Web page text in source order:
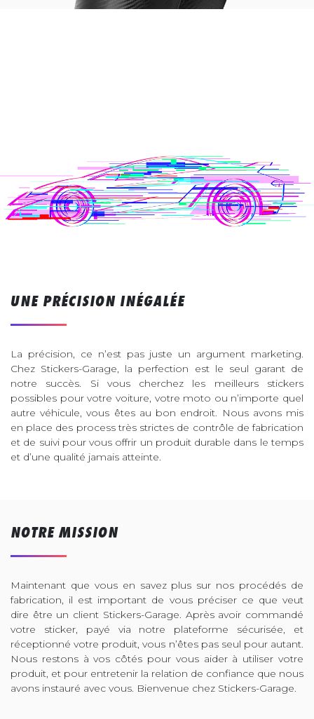
UNE PRÉCISION INÉGALÉE
La précision, ce n’est pas juste un argument marketing.
Chez Stickers-Garage, la perfection est le seul garant de
notre succès. Si vous cherchez les meilleurs stickers
possibles pour votre voiture, votre moto ou n’importe quel
autre véhicule, vous êtes au bon endroit. Nous avons mis
en place des process très strictes de contrôle de fabrication
et de suivi pour vous offrir un produit durable dans le temps
et d’une qualité jamais atteinte.
NOTRE MISSION
Maintenant que vous en savez plus sur nos procédés de
fabrication, il est important de vous préciser ce que veut
dire être un client Stickers-Garage. Après avoir commandé
votre sticker, payé via notre plateforme sécurisée, et
réceptionné votre produit, vous n’êtes pas seul pour autant.
Nous restons à vos côtés pour vous aider à utiliser votre
produit, et pour entretenir la relation de confiance que nous
avons instauré avec vous. Bienvenue chez Stickers-Garage.